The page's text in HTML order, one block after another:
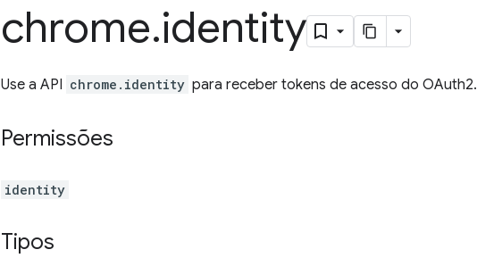
chrome.identity
Use a API chrome.identity para receber tokens de acesso do OAuth2.
Permissões
identity
Tipos